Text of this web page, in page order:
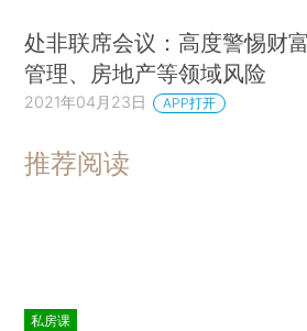
处非联席会议：高度警惕财富
管理、房地产等领域风险
2021年04月23日 APP打开
推荐阅读
私房课